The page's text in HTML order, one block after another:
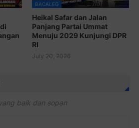
BACALEG
Heikal Safar dan Jalan
Panjang Partai Ummat
Menuju 2029 Kunjungi DPR
RI
July 20, 2026
baik dan sopan